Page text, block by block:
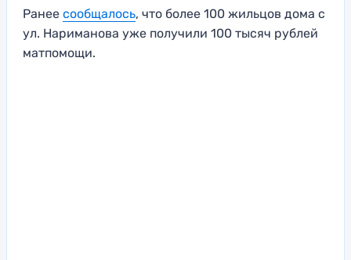
Ранее сообщалось, что более 100 жильцов дома с
ул. Нариманова уже получили 100 тысяч рублей
матпомощи.